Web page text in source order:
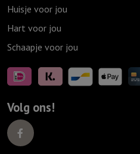
Huisje voor jou
Hart voor jou
Schaapje voor jou
Volg ons!